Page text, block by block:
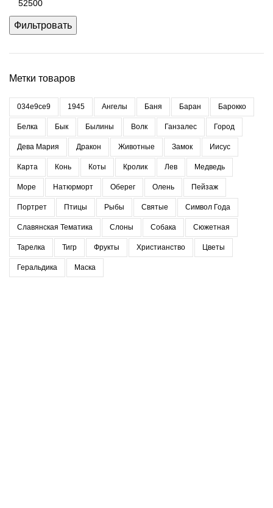
Фильтровать
Метки товаров
034e9ce9 1945 Ангелы Баня Баран Барокко
Белка Бык Былины Волк Ганзалес Город
Дева Мария Дракон Животные Замок Иисус
Карта Конь Коты Кролик Лев Медведь
Море Натюрморт Оберег Олень Пейзаж
Портрет Птицы Рыбы Святые Символ Года
Славянская Тематика Слоны Собака Сюжетная
Тарелка Тигр Фрукты Христианство Цветы
Геральдика Маска